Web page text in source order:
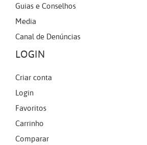
Guias e Conselhos
Media
Canal de Denúncias
LOGIN
Criar conta
Login
Favoritos
Carrinho
Comparar